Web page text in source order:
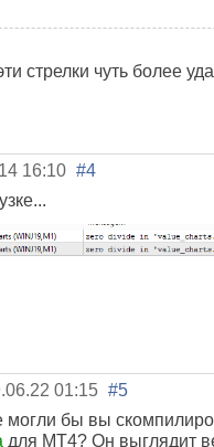
стрелки чуть более
16:10 #4
01:15 #5
могли бы вы
для MT4? Он выглядит